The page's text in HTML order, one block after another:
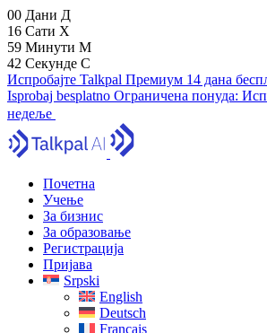
00 Дани Д
16 Сати Х
59 Минути М
41 Секунде С
Испробајте Talkpal Премиум 14 дана
Isprobaj besplatno Ограничена понуда:
недеље
Почетна
Учење
За бизнис
За образовање
Регистрација
Пријава
Srpski
English
Deutsch
Français